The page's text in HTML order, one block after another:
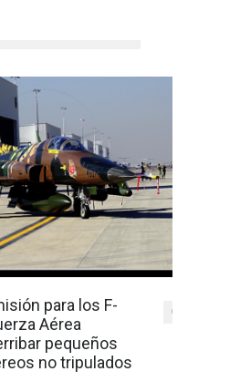
para los F-
Aérea
pequeños
no tripulados
0